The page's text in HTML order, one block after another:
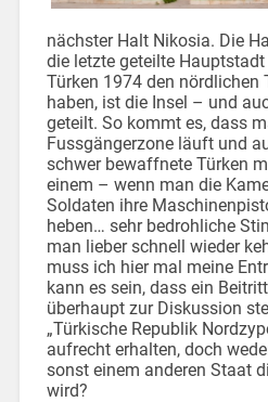
nächster Halt Nikosia. Die
die letzte geteilte
Türken 1974 den nördlichen
haben, ist die Insel – und
geteilt. So kommt es, dass
Fussgängerzone läuft und
schwer bewaffnete Türken
einem – wenn man die
Soldaten ihre
heben… sehr bedrohliche
man lieber schnell wieder
muss ich hier mal meine
kann es sein, dass ein
überhaupt zur Diskussion
„Türkische Republik
aufrecht erhalten, doch
sonst einem anderen Staat
wird?